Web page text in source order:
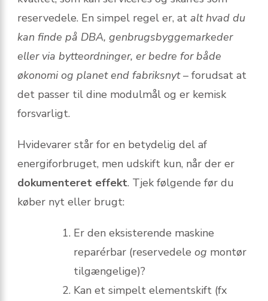
reservedele. En simpel regel er, at alt hvad du
kan finde på DBA, genbrugsbyggemarkeder
eller via bytteordninger, er bedre for både
økonomi og planet end fabriksnyt– forudsat at
det passer til dine modulmål og er kemisk
forsvarligt.
Hvidevarer står for en betydelig del af
energiforbruget, men udskift kun, når der er
dokumenteret effekt. Tjek følgende før du
køber nyt eller brugt:
Er den eksisterende maskine
reparérbar (reservedele og montør
tilgængelige)?
Kan et simpelt elementskift (fx